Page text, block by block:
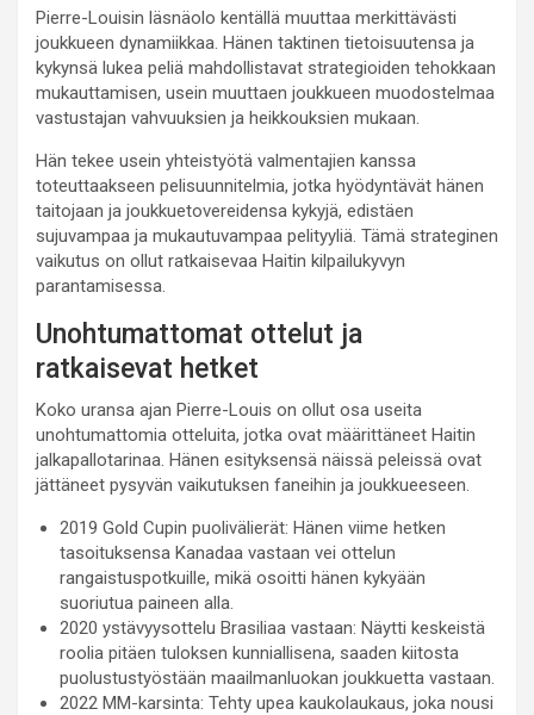
Pierre-Louisin läsnäolo kentällä muuttaa merkittävästi
joukkueen dynamiikkaa. Hänen taktinen tietoisuutensa ja
kykynsä lukea peliä mahdollistavat strategioiden tehokkaan
mukauttamisen, usein muuttaen joukkueen muodostelmaa
vastustajan vahvuuksien ja heikkouksien mukaan.
Hän tekee usein yhteistyötä valmentajien kanssa
toteuttaakseen pelisuunnitelmia, jotka hyödyntävät hänen
taitojaan ja joukkuetovereidensa kykyjä, edistäen
sujuvampaa ja mukautuvampaa pelityyliä. Tämä strateginen
vaikutus on ollut ratkaisevaa Haitin kilpailukyvyn
parantamisessa.
Unohtumattomat ottelut ja
ratkaisevat hetket
Koko uransa ajan Pierre-Louis on ollut osa useita
unohtumattomia otteluita, jotka ovat määrittäneet Haitin
jalkapallotarinaa. Hänen esityksensä näissä peleissä ovat
jättäneet pysyvän vaikutuksen faneihin ja joukkueeseen.
2019 Gold Cupin puolivälierät: Hänen viime hetken
tasoituksensa Kanadaa vastaan vei ottelun
rangaistuspotkuille, mikä osoitti hänen kykyään
suoriutua paineen alla.
2020 ystävyysottelu Brasiliaa vastaan: Näytti keskeistä
roolia pitäen tuloksen kunniallisena, saaden kiitosta
puolustustyöstään maailmanluokan joukkuetta vastaan.
2022 MM-karsinta: Tehty upea kaukolaukaus, joka nousi